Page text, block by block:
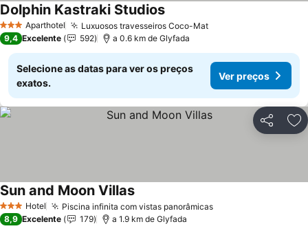
3 EstrelasAparthotel Luxuosos travesseiros Coco-MatVer preços
Dolphin Kastraki StudiosVer preços
9,4 Excelente 592 a 0.6 km de Glyfada
Selecione as datas para ver os preços
exatos.
Ver preços
Partilhar
3 EstrelasHotel Piscina infinita com vistas panorâmicasVer preços
Sun and Moon VillasVer preços
8,9 Excelente 179 a 1.9 km de Glyfada